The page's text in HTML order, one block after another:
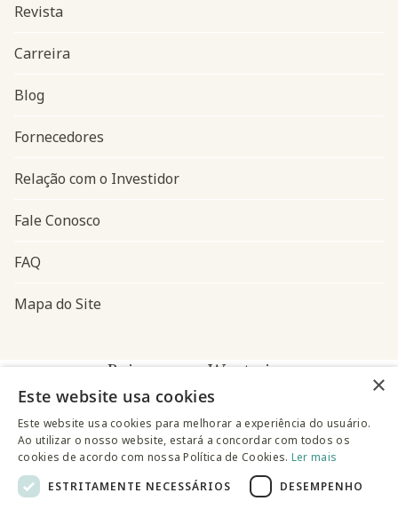
Navegação do rodapé
Revista
Carreira
Blog
Fornecedores
Relação com o Investidor
Fale Conosco
FAQ
Mapa do Site
Baixe o app Westwing
×
Este website usa cookies
Este website usa cookies para melhorar a experiência do usuário.
Ao utilizar o nosso website, estará a concordar com todos os
cookies de acordo com nossa Política de Cookies. Ler mais
ESTRITAMENTE NECESSÁRIOS
DESEMPENHO